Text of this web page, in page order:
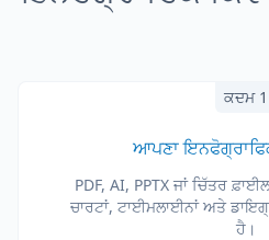
ਕਦਮ 1
ਆਪਣਾ
PDF, AI, PPTX ਜਾਂ ਚਿੱਤਰ
ਚਾਰਟਾਂ, ਟਾਈਮਲਾਈਨਾਂ ਅਤੇ
ਹੈ।